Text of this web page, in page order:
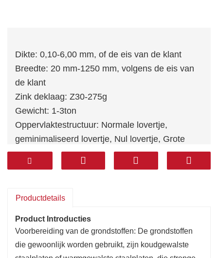
Dikte: 0,10-6,00 mm, of de eis van de klant
Breedte: 20 mm-1250 mm, volgens de eis van
de klant
Zink deklaag: Z30-275g
Gewicht: 1-3ton
Oppervlaktestructuur: Normale lovertje,
geminimaliseerd lovertje, Nul lovertje, Grote
lovertje, lover-vrij (FS)
Standaard: JIS G3302, JIS G3313, GB/T2518-
ENZ.
Productdetails
Product Introducties
Voorbereiding van de grondstoffen: De grondstoffen
die gewoonlijk worden gebruikt, zijn koudgewalste